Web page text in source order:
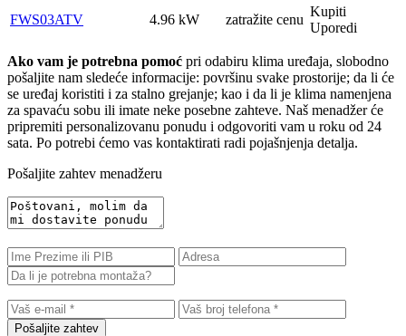
FWS03ATV
4.96 kW zatražite cenu
Kupiti
Uporedi
Ako vam je potrebna pomoć pri odabiru klima uređaja, slobodno
pošaljite nam sledeće informacije: površinu svake prostorije; da li će
se uređaj koristiti i za stalno grejanje; kao i da li je klima namenjena
za spavaću sobu ili imate neke posebne zahteve. Naš menadžer će
pripremiti personalizovanu ponudu i odgovoriti vam u roku od 24
sata. Po potrebi ćemo vas kontaktirati radi pojašnjenja detalja.
Pošaljite zahtev menadžeru
Pošaljite zahtev